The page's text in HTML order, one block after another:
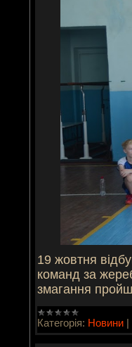
19 жовтня
команд за
змагання
Категорія: Новини |